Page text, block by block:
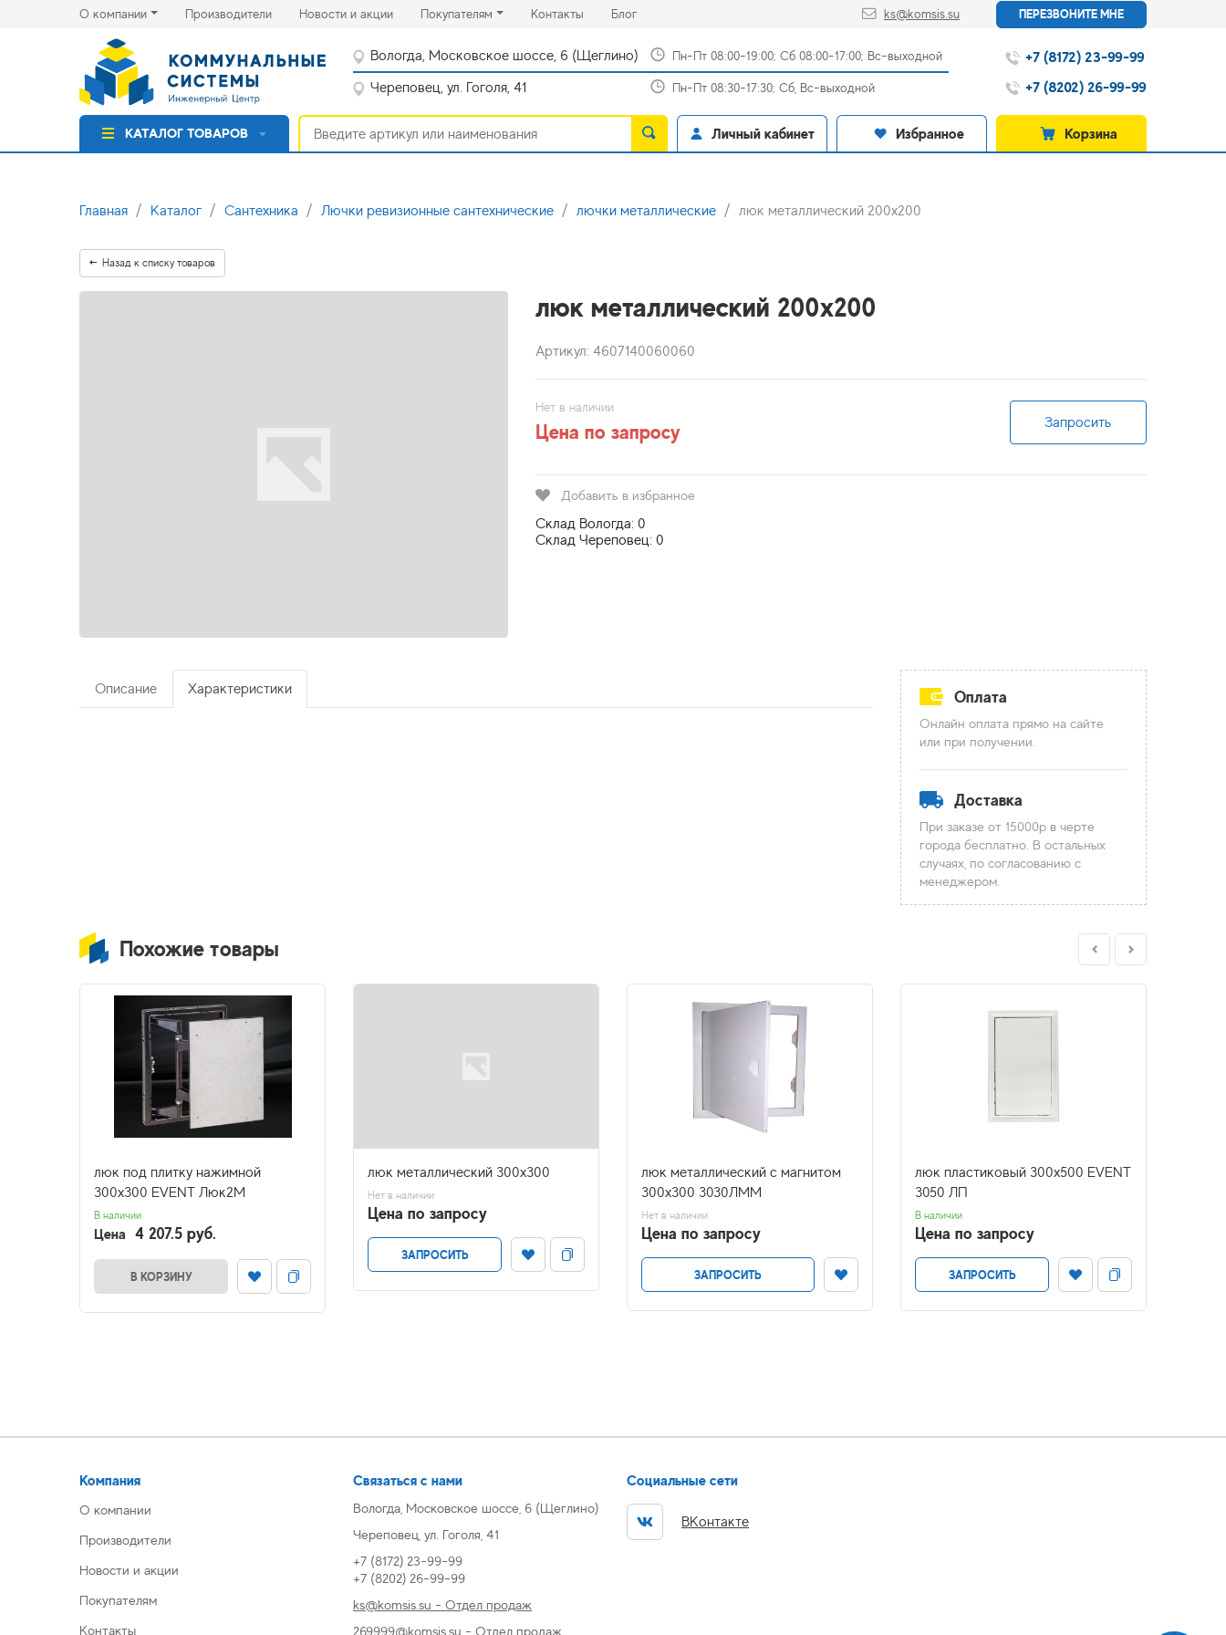
О компании Производители(current)Новости и акции(current)Покупателям Контакты(current)
Блог(current) ks@komsis.su ПЕРЕЗВОНИТЕ МНЕ
Вологда, Московское шоссе, 6 (Щеглино) Пн-Пт 08:00-19:00; Сб 08:00-17:00; Вс-выходной
Череповец, ул. Гоголя, 41 Пн-Пт 08:30-17:30; Сб, Вс-выходной
+7 (8172) 23-99-99
+7 (8202) 26-99-99
КАТАЛОГ ТОВАРОВ Личный кабинет Избранное Корзина
Главная Каталог Сантехника Лючки ревизионные сантехнические лючки металлические люк металлический 200х200
Назад к списку товаров
люк металлический 200х200
Артикул: 4607140060060
Нет в наличии
Цена по запросу Запросить
Добавить в избранное
Склад Вологда: 0
Склад Череповец: 0
Описание Характеристики Оплата
Онлайн оплата прямо на сайте
или при получении.
Доставка
При заказе от 15000р в черте
города бесплатно. В остальных
случаях, по согласованию с
менеджером.
Похожие товары
люк под плитку нажимной
300х300 EVENT Люк2М
В наличии
Цена 4 207.5 руб.
В КОРЗИНУ
люк металлический 300х300
Нет в наличии
Цена по запросу
ЗАПРОСИТЬ
люк металлический с магнитом
300х300 3030ЛММ
Нет в наличии
Цена по запросу
ЗАПРОСИТЬ
люк пластиковый 300х500 EVENT
3050 ЛП
В наличии
Цена по запросу
ЗАПРОСИТЬ
Компания
О компании
Производители
Новости и акции
Покупателям
Контакты
Связаться с нами
Вологда, Московское шоссе, 6 (Щеглино)
Череповец, ул. Гоголя, 41
+7 (8172) 23-99-99
+7 (8202) 26-99-99
ks@komsis.su - Отдел продаж
269999@komsis.su - Отдел продаж,
Социальные сети
ВКонтакте